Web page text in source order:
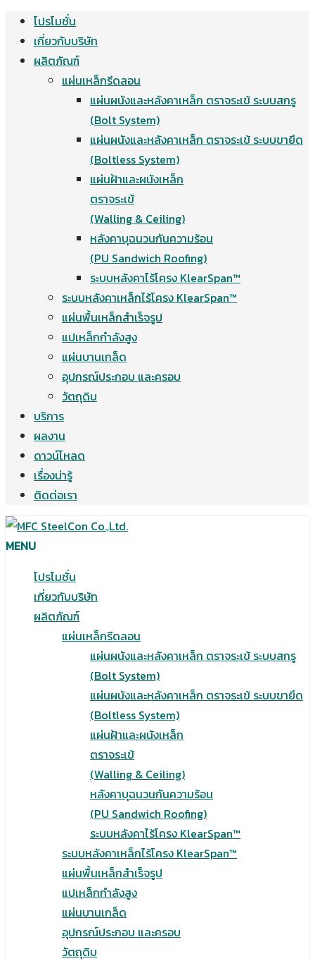
Skip
content
โปรโมชั่น
เกี่ยวกับบริษัท
ผลิตภัณฑ์
แผ่นเหล็กรีดลอน
แผ่นผนังและหลังคาเหล็ก ตราจระเข้ ระบบสกรู
(Bolt System)
แผ่นผนังและหลังคาเหล็ก ตราจระเข้ ระบบขายึด
(Boltless System)
แผ่นฝ้าและผนังเหล็ก
ตราจระเข้
(Walling & Ceiling)
หลังคาบุฉนวนกันความร้อน
(PU Sandwich Roofing)
ระบบหลังคาไร้โครง KlearSpan™
ระบบหลังคาเหล็กไร้โครง KlearSpan™
แผ่นพื้นเหล็กสำเร็จรูป
แปเหล็กกำลังสูง
แผ่นบานเกล็ด
อุปกรณ์ประกอบ และครอบ
วัตถุดิบ
บริการ
ผลงาน
ดาวน์โหลด
เรื่องน่ารู้
ติดต่อเรา
MENU
โปรโมชั่น
เกี่ยวกับบริษัท
ผลิตภัณฑ์
แผ่นเหล็กรีดลอน
แผ่นผนังและหลังคาเหล็ก ตราจระเข้ ระบบสกรู
(Bolt System)
แผ่นผนังและหลังคาเหล็ก ตราจระเข้ ระบบขายึด
(Boltless System)
แผ่นฝ้าและผนังเหล็ก
ตราจระเข้
(Walling & Ceiling)
หลังคาบุฉนวนกันความร้อน
(PU Sandwich Roofing)
ระบบหลังคาไร้โครง KlearSpan™
ระบบหลังคาเหล็กไร้โครง KlearSpan™
แผ่นพื้นเหล็กสำเร็จรูป
แปเหล็กกำลังสูง
แผ่นบานเกล็ด
อุปกรณ์ประกอบ และครอบ
วัตถุดิบ